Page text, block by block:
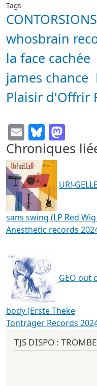
Tags
CONTORSIONS
whosbrain
la face cachée
james chance
Plaisir d'Offrir
EmailBluesky
Chroniques
UR!-
sans swing (LP Red
Anesthetic records
GEO out
body (Erste Theke
Tonträger Records
TJS DISPO :